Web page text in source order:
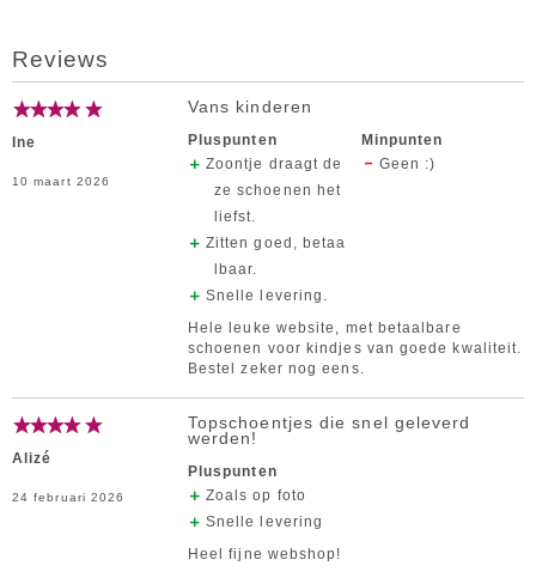
Reviews
Ine
10 maart 2026
Vans kinderen
Pluspunten
Zoontje draagt de
ze schoenen het
liefst.
Zitten goed, betaa
lbaar.
Snelle levering.
Minpunten
Geen :)
Hele leuke website, met betaalbare
schoenen voor kindjes van goede kwaliteit.
Bestel zeker nog eens.
Alizé
24 februari 2026
Topschoentjes die snel geleverd
werden!
Pluspunten
Zoals op foto
Snelle levering
Heel fijne webshop!